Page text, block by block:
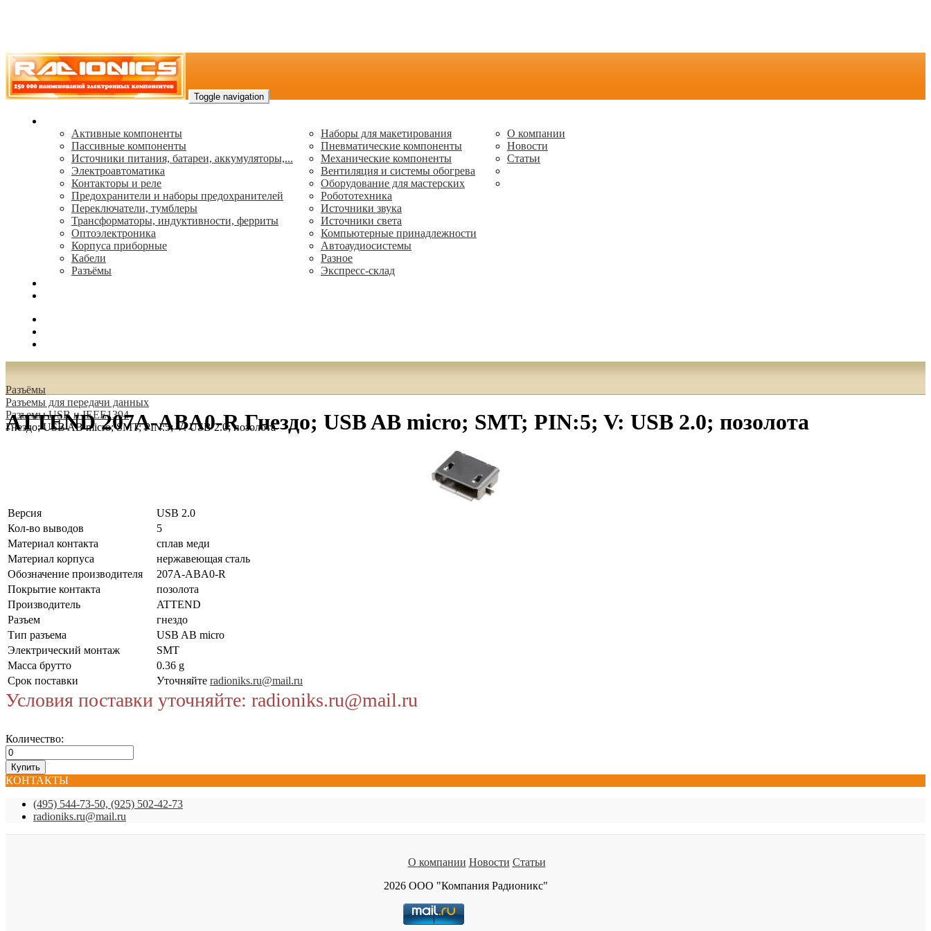
Toggle navigation
Активные компоненты
Пассивные компоненты
Источники питания, батареи, аккумуляторы,...
Электроавтоматика
Контакторы и реле
Предохранители и наборы предохранителей
Переключатели, тумблеры
Трансформаторы, индуктивности, ферриты
Oптоэлектроника
Корпуса приборные
Кабели
Разъёмы
Наборы для макетирования
Пневматические компоненты
Механические компоненты
Вентиляция и системы обогрева
Оборудование для мастерских
Робототехника
Источники звука
Источники света
Компьютерные принадлежности
Автоаудиосистемы
Разное
Экспресс-склад
О компании
Новости
Статьи
Разъёмы
Разъeмы для передачи данных
Разъeмы USB и IEEE1394
Гнездо; USB AB micro; SMT; PIN:5; V: USB 2.0; позолота
ATTEND 207A-ABA0-R Гнездо; USB AB micro; SMT; PIN:5; V: USB 2.0; позолота
Версия
USB 2.0
Кол-во выводов
5
Материал контакта
сплав меди
Материал корпуса
нержавеющая сталь
Обозначение производителя
207A-ABA0-R
Покрытие контакта
позолота
Производитель
ATTEND
Разъем
гнездо
Тип разъема
USB AB micro
Электрический монтаж
SMT
Масса брутто
0.36 g
Срок поставки
Уточняйте radioniks.ru@mail.ru
Условия поставки уточняйте: radioniks.ru@mail.ru
Количество:
КОНТАКТЫ
(495) 544-73-50, (925) 502-42-73
radioniks.ru@mail.ru
О компании Новости Статьи
2026 ООО "Компания Радионикс"